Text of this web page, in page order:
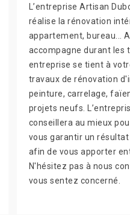
L’entreprise Artisan
réalise la rénovation
appartement, bureau...
accompagne durant les
entreprise se tient à
travaux de rénovation
peinture, carrelage,
projets neufs.
conseillera au mieux
vous garantir un
afin de vous apporter
N'hésitez pas à nous
vous sentez concerné.